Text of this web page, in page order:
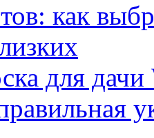
как
для